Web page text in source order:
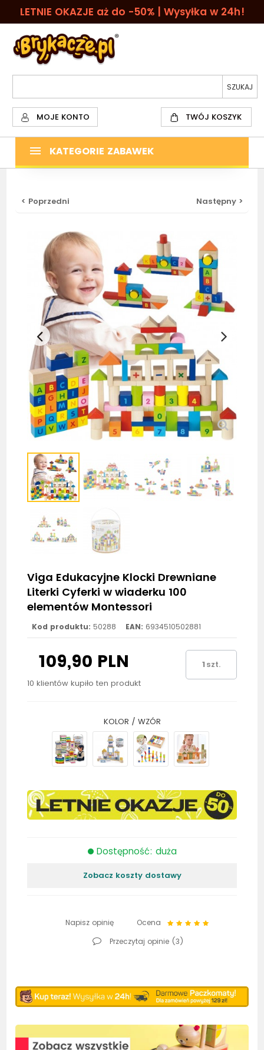
LETNIE OKAZJE aż do -50% | Wysyłka w 24h!
MOJE KONTO TWÓJ KOSZYK
KATEGORIE ZABAWEK
< Poprzedni Następny >
Viga Edukacyjne Klocki Drewniane
Literki Cyferki w wiaderku 100
elementów Montessori
Kod produktu: 50288 EAN: 6934510502881
109,90 PLN
10 klientów kupiło ten produkt
szt.
KOLOR / WZÓR
Dostępność: duża
Zobacz koszty dostawy
Napisz opinię
Ocena
Przeczytaj opinie (3)